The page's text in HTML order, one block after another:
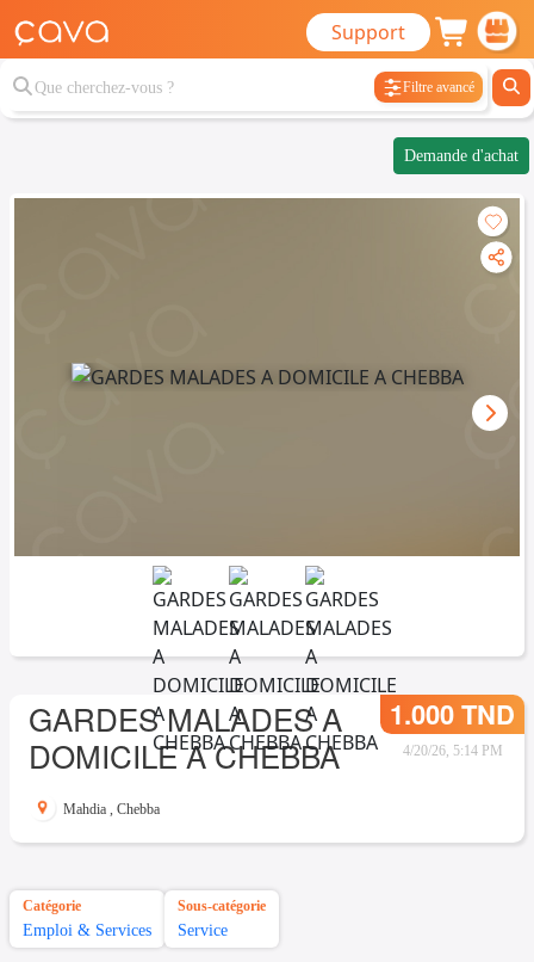
Support
Filtre avancé
Demande d'achat
GARDES MALADES A
DOMICILE A CHEBBA
1.000 TND
4/20/26, 5:14 PM
Mahdia , Chebba
Catégorie
Emploi & Services
Sous-catégorie
Service